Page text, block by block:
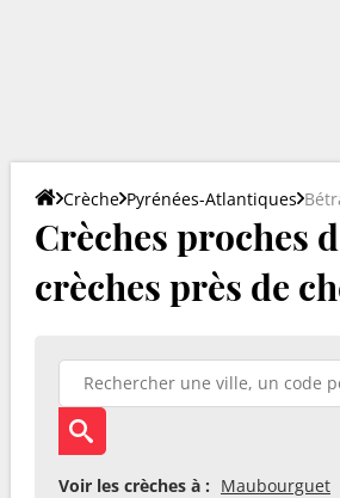
Crèche Pyrénées-Atlantiques
Crèches proches
crèches près de
Voir les crèches à : Maubourguet